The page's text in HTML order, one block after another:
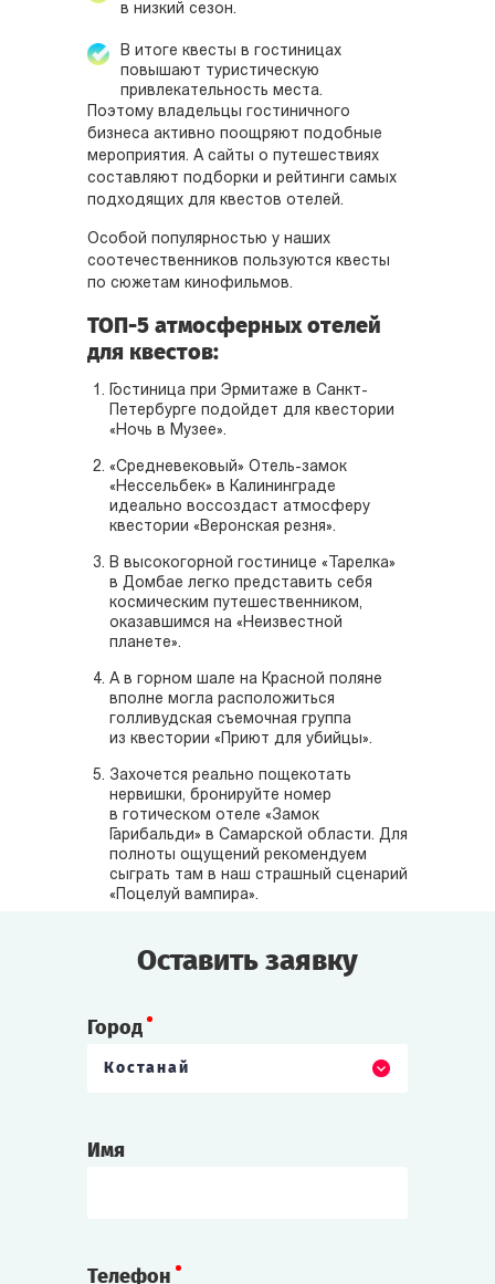
в низкий сезон.
В итоге квесты в гостиницах
повышают туристическую
привлекательность места.
Поэтому владельцы гостиничного
бизнеса активно поощряют подобные
мероприятия. А сайты о путешествиях
составляют подборки и рейтинги самых
подходящих для квестов отелей.
Особой популярностью у наших
соотечественников пользуются квесты
по сюжетам кинофильмов.
ТОП-5 атмосферных отелей
для квестов:
Гостиница при Эрмитаже в Санкт-
Петербурге подойдет для квестории
«Ночь в Музее».
«Средневековый» Отель-замок
«Нессельбек» в Калининграде
идеально воссоздаст атмосферу
квестории «Веронская резня».
В высокогорной гостинице «Тарелка»
в Домбае легко представить себя
космическим путешественником,
оказавшимся на «Неизвестной
планете».
А в горном шале на Красной поляне
вполне могла расположиться
голливудская съемочная группа
из квестории «Приют для убийцы».
Захочется реально пощекотать
нервишки, бронируйте номер
в готическом отеле «Замок
Гарибальди» в Самарской области. Для
полноты ощущений рекомендуем
сыграть там в наш страшный сценарий
«Поцелуй вампира».
Оставить заявку
Город
Костанай
Имя
Телефон